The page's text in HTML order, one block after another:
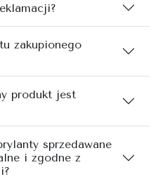
zakupionego
produkt jest
sprzedawane
i zgodne z